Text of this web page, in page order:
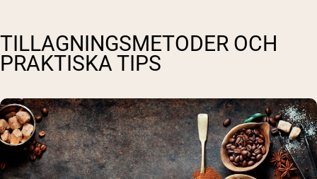
TILLAGNINGSMETODER OCH
PRAKTISKA TIPS